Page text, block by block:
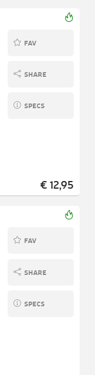
FAV
SHARE
SPECS
€ 12,95
FAV
SHARE
SPECS